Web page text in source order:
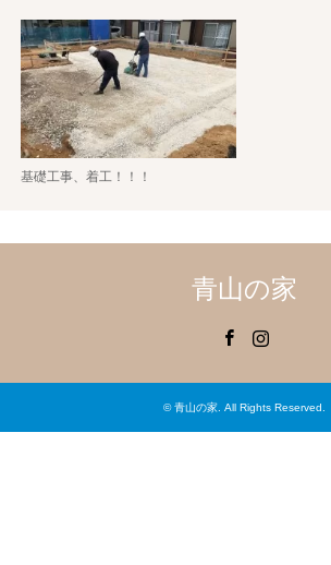
基礎工事、着工！！！
青山の家
©青山の家. All Rights Reserved.